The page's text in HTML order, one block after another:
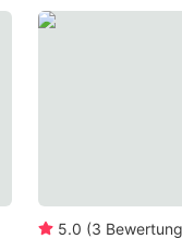
5.0 (3